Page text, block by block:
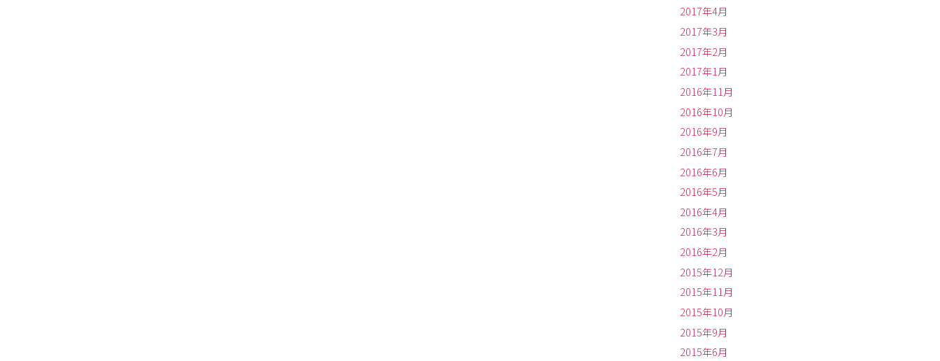
2017年4月
2017年3月
2017年2月
2017年1月
2016年11月
2016年10月
2016年9月
2016年7月
2016年6月
2016年5月
2016年4月
2016年3月
2016年2月
2015年12月
2015年11月
2015年10月
2015年9月
2015年6月